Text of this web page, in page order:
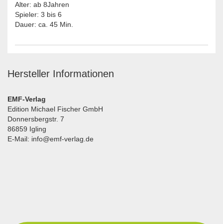
Alter: ab 8Jahren
Spieler: 3 bis 6
Dauer: ca. 45 Min.
Hersteller Informationen
EMF-Verlag
Edition Michael Fischer GmbH
Donnersbergstr. 7
86859 Igling
E-Mail: info@emf-verlag.de